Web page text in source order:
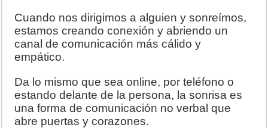
Cuando nos dirigimos a alguien y sonreímos,
estamos creando conexión y abriendo un
canal de comunicación más cálido y
empático.
Da lo mismo que sea online, por teléfono o
estando delante de la persona, la sonrisa es
una forma de comunicación no verbal que
abre puertas y corazones.